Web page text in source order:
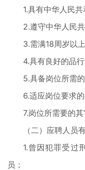
1.具有中华人民共
2.遵守中华人民
3.需满18周岁以
4.具有良好的品
5.具备岗位所需
6.适应岗位要求
7.岗位所需要的其
（二）应聘人员
1.曾因犯罪受过
员；